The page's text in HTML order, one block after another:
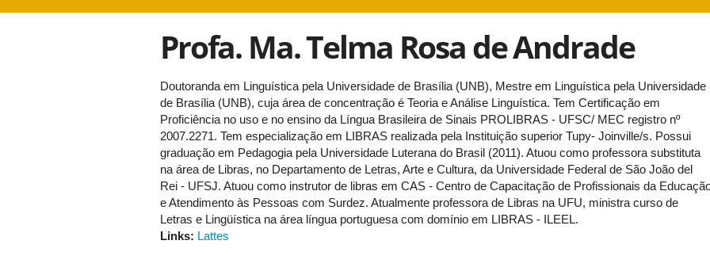
Profa. Ma. Telma Rosa de Andrade
Doutoranda em Linguística pela Universidade de Brasília (UNB), Mestre em Linguística pela Universidade
de Brasília (UNB), cuja área de concentração é Teoria e Análise Linguística. Tem Certificação em
Proficiência no uso e no ensino da Língua Brasileira de Sinais PROLIBRAS - UFSC/ MEC registro nº
2007.2271. Tem especialização em LIBRAS realizada pela Instituição superior Tupy- Joinville/s. Possui
graduação em Pedagogia pela Universidade Luterana do Brasil (2011). Atuou como professora substituta
na área de Libras, no Departamento de Letras, Arte e Cultura, da Universidade Federal de São João del
Rei - UFSJ. Atuou como instrutor de libras em CAS - Centro de Capacitação de Profissionais da
e Atendimento às Pessoas com Surdez. Atualmente professora de Libras na UFU, ministra curso de
Letras e Lingüística na área língua portuguesa com domínio em LIBRAS - ILEEL.
Links: Lattes